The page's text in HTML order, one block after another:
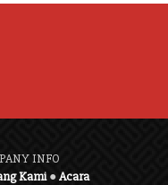
INFO
Kami●Acara